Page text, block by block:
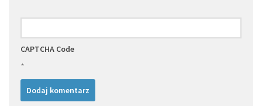
CAPTCHA Code
*